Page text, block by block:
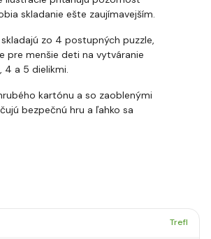
skladanie ešte zaujímavejším.
skladajú zo 4 postupných puzzle,
pre menšie deti na vytváranie
4 a 5 dielikmi.
kartónu a so zaoblenými
bezpečnú hru a ľahko sa
Trefl